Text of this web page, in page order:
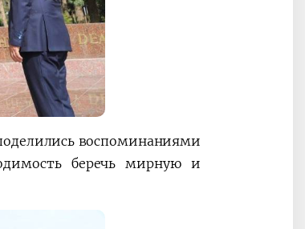
воспоминаниями
беречь мирную и